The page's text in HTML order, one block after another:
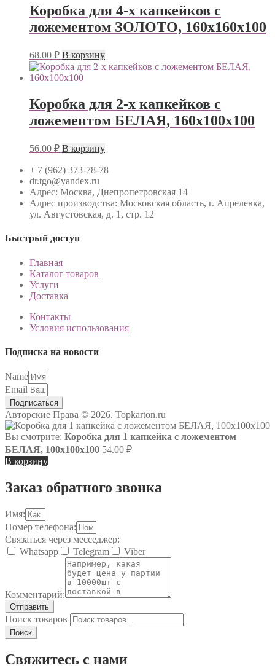
Коробка для 4-х капкейков с
ложементом ЗОЛОТО, 160х160х100
68.00 ₽ В корзину
Коробка для 2-х капкейков с
ложементом БЕЛАЯ, 160x100x100
56.00 ₽ В корзину
+ 7 (962) 373-78-78
dr.tgo@yandex.ru
Адрес: Москва, Днепропетровская 14
Адрес производства: Московская область, г. Апрелевка,
ул. Августовская, д. 1, стр. 12
Быстрый доступ
Главная
Каталог товаров
Услуги
Доставка
Контакты
Условия использования
Подписка на новости
Name
Email
Подписаться
Авторские Права © 2026. Topkarton.ru
Вы смотрите: Коробка для 1 капкейка с ложементом
БЕЛАЯ, 100x100x100 54.00 ₽
В корзину
Заказ обратного звонка
Имя:
Номер телефона:
Связаться через месседжер:
Whatsapp
Telegram Viber
Комментарий:
Отправить
Поиск товаров
Поиск
Свяжитесь с нами